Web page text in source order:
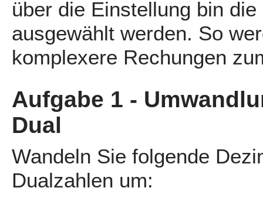
über die Einstellung bin
ausgewählt werden. So
komplexere Rechungen
Aufgabe 1 -
Dual
Wandeln Sie folgende
Dualzahlen um: